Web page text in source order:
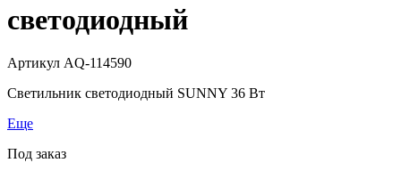
светодиодный
Артикул AQ-114590
Светильник светодиодный SUNNY 36 Вт
Еще
Под заказ